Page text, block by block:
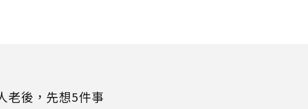
老後，先想5件事